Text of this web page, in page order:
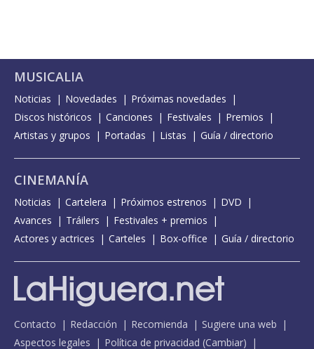
MUSICALIA
Noticias Novedades
Próximas novedades
Discos históricos
Canciones Festivales
Premios
Artistas y grupos
Portadas Listas Guía / directorio
CINEMANÍA
Noticias Cartelera Próximos estrenos
DVD
Avances
Tráilers
Festivales + premios
Actores y actrices
Carteles Box-office Guía / directorio
Contacto Redacción Recomienda
Sugiere una web
Aspectos legales
Política de privacidad (Cambiar)